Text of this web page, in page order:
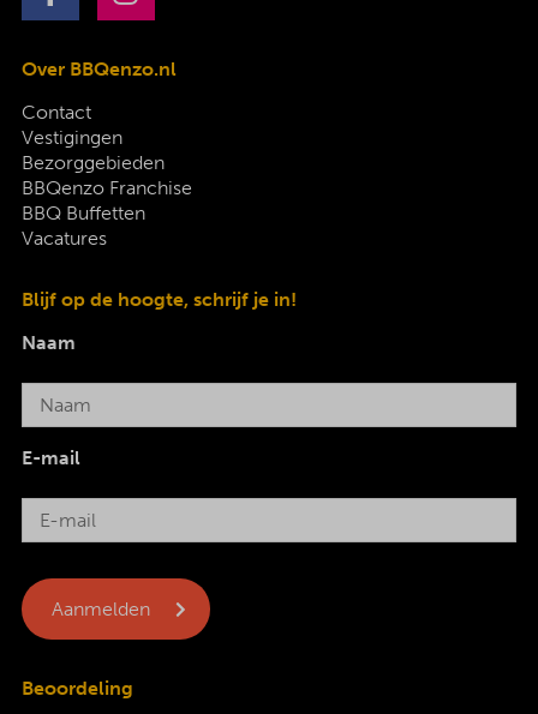
Over BBQenzo.nl
Contact
Vestigingen
Bezorggebieden
BBQenzo Franchise
BBQ Buffetten
Vacatures
Blijf op de hoogte, schrijf je in!
Naam
E-mail
Beoordeling